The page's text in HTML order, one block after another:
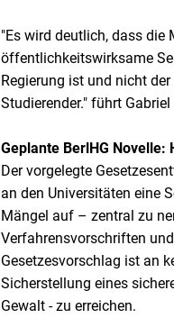
"Es wird deutlich, dass die
öffentlichkeitswirksame
Regierung ist und nicht
Studierender." führt
Geplante BerlHG
Der vorgelegte
an den Universitäten eine
Mängel auf – zentral zu
Verfahrensvorschriften
Gesetzesvorschlag ist an
Sicherstellung eines
Gewalt - zu erreichen.